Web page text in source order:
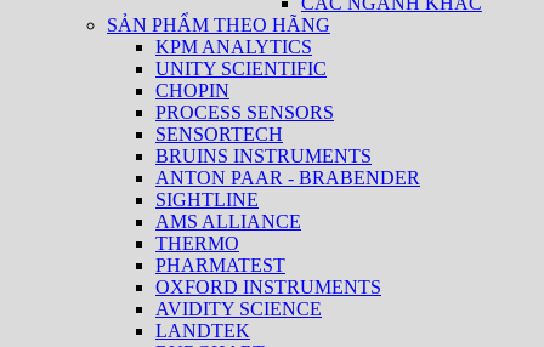
SẢN PHẨM THEO HÃNG
KPM ANALYTICS
UNITY SCIENTIFIC
CHOPIN
PROCESS SENSORS
SENSORTECH
BRUINS INSTRUMENTS
ANTON PAAR - BRABENDER
SIGHTLINE
AMS ALLIANCE
THERMO
PHARMATEST
OXFORD INSTRUMENTS
AVIDITY SCIENCE
LANDTEK